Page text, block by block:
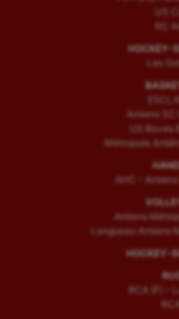
US
RC
HOCKEY-
Les
Amiens
US Boves
Métropole
AHC –
Amiens
Longueau Amiens
HOCKEY-
RCA (F) –